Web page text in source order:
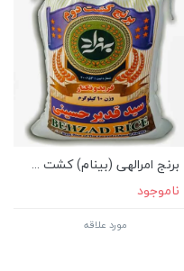
برنج امرالهی (بینام) کشت ...
ناموجود
مورد علاقه